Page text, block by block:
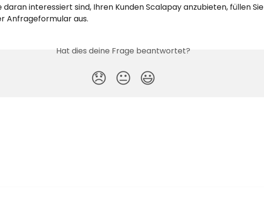
daran interessiert sind, Ihren Kunden Scalapay anzubieten, füllen Sie
Anfrageformular aus.
Hat dies deine Frage beantwortet?
😞 😐 😃